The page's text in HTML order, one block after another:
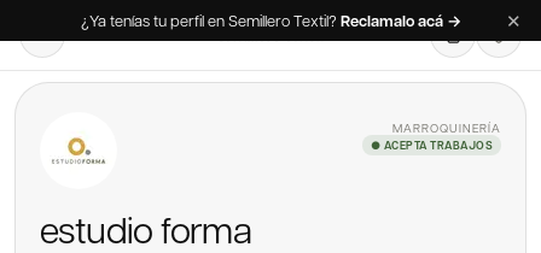
¿Ya tenías tu perfil en Semillero Textil? Reclamalo acá → ✕
MARROQUINERÍA
● ACEPTA TRABAJOS
estudio forma